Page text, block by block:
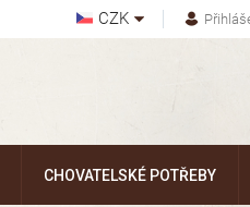
CZK
CHOVATELSKÉ POTŘEBY